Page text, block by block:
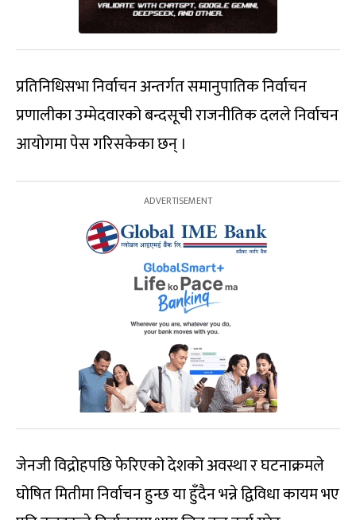
प्रतिनिधिसभा निर्वाचन अन्तर्गत समानुपातिक निर्वाचन
प्रणालीका उम्मेदवारको बन्दसूची राजनीतिक दलले निर्वाचन
आयोगमा पेस गरिसकेका छन् ।
जेनजी विद्रोहपछि फेरिएको देशको अवस्था र घटनाक्रमले
घोषित मितीमा निर्वाचन हुन्छ या हुँदैन भन्ने द्विविधा कायम भए